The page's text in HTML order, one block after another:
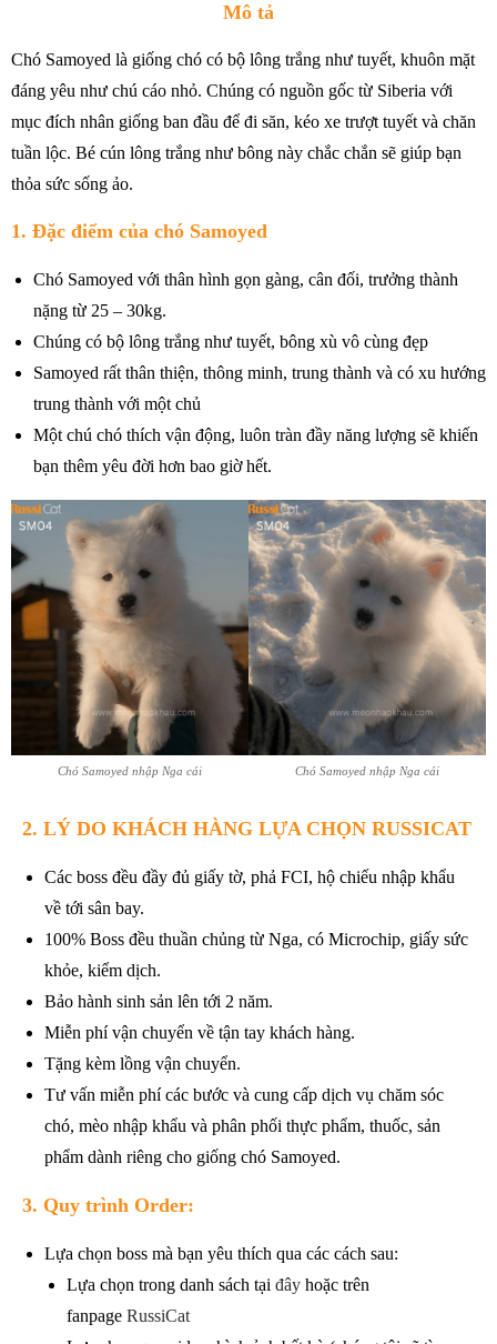
Mô tả
Chó Samoyed là giống chó có bộ lông trắng như tuyết, khuôn mặt
đáng yêu như chú cáo nhỏ. Chúng có nguồn gốc từ Siberia với
mục đích nhân giống ban đầu để đi săn, kéo xe trượt tuyết và chăn
tuần lộc. Bé cún lông trắng như bông này chắc chắn sẽ giúp bạn
thỏa sức sống ảo.
1. Đặc điểm của chó Samoyed
Chó Samoyed với thân hình gọn gàng, cân đối, trưởng thành
nặng từ 25 – 30kg.
Chúng có bộ lông trắng như tuyết, bông xù vô cùng đẹp
Samoyed rất thân thiện, thông minh, trung thành và có xu hướng
trung thành với một chủ
Một chú chó thích vận động, luôn tràn đầy năng lượng sẽ khiến
bạn thêm yêu đời hơn bao giờ hết.
Chó Samoyed nhập Nga cái Chó Samoyed nhập Nga cái
2. LÝ DO KHÁCH HÀNG LỰA CHỌN RUSSICAT
Các boss đều đầy đủ giấy tờ, phả FCI, hộ chiếu nhập khẩu
về tới sân bay.
100% Boss đều thuần chủng từ Nga, có Microchip, giấy sức
khỏe, kiểm dịch.
Bảo hành sinh sản lên tới 2 năm.
Miễn phí vận chuyển về tận tay khách hàng.
Tặng kèm lồng vận chuyển.
Tư vấn miễn phí các bước và cung cấp dịch vụ chăm sóc
chó, mèo nhập khẩu và phân phối thực phẩm, thuốc, sản
phẩm dành riêng cho giống chó Samoyed.
3. Quy trình Order:
Lựa chọn boss mà bạn yêu thích qua các cách sau:
Lựa chọn trong danh sách tại đây hoặc trên
fanpage RussiCat